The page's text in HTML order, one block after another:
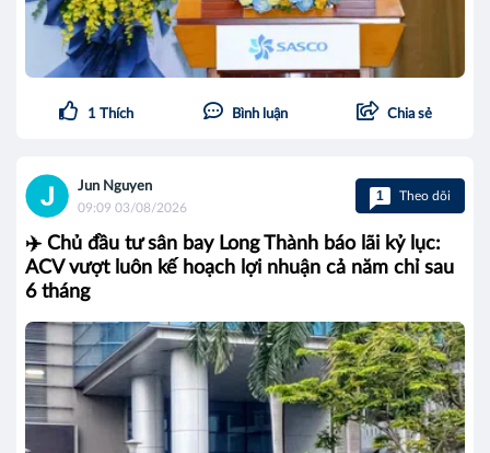
1 Thích Bình luận Chia sẻ
Jun Nguyen
09:09 03/08/2026
1 Theo dõi
✈️ Chủ đầu tư sân bay Long Thành báo lãi kỷ lục:
ACV vượt luôn kế hoạch lợi nhuận cả năm chỉ sau
6 tháng